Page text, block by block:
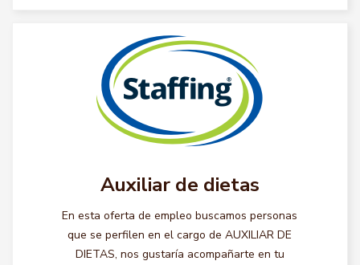
Auxiliar de dietas
En esta oferta de empleo buscamos personas
que se perfilen en el cargo de AUXILIAR DE
DIETAS, nos gustaría acompañarte en tu